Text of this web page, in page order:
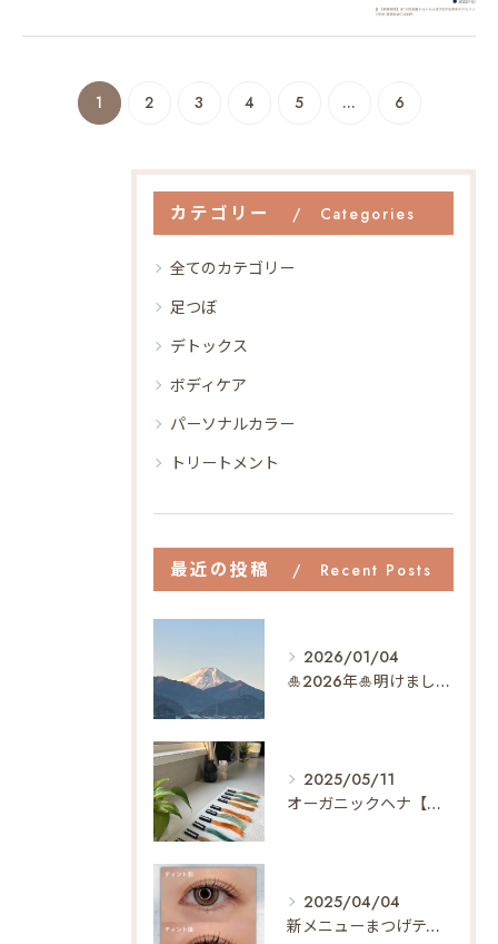
1 2 3 4 5 ... 6
カテゴリー Categories
全てのカテゴリー
足つぼ
デトックス
ボディケア
パーソナルカラー
トリートメント
最近の投稿 Recent Posts
2026/01/04
🎍2026年🎍明けましておめでとうございます✨
2025/05/11
オーガニックヘナ【天然100%ヘナ】でヘアメンテナンス🌿【植物の力で最短40分で染まる】
2025/04/04
新メニューまつげティントって…⁇👀